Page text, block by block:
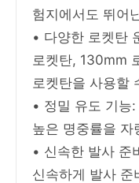
험지에서도 뛰어
• 다양한 로켓탄
로켓탄, 130mm
로켓탄을 사용할
• 정밀 유도 기능
높은 명중률을 자
• 신속한 발사 준
신속하게 발사 준